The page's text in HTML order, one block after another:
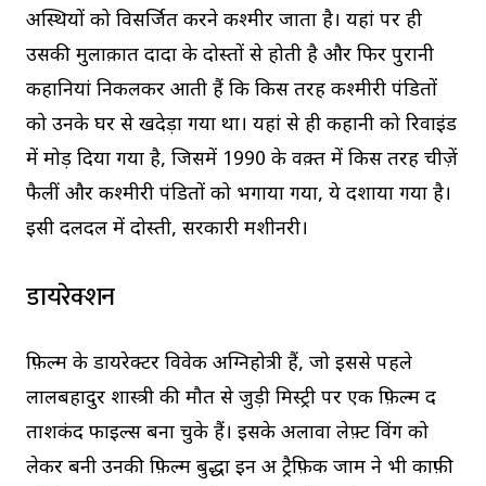
अस्थियों को विसर्जित करने कश्मीर जाता है। यहां पर ही
उसकी मुलाक़ात दादा के दोस्तों से होती है और फिर पुरानी
कहानियां निकलकर आती हैं कि किस तरह कश्मीरी पंडितों
को उनके घर से खदेड़ा गया था। यहां से ही कहानी को रिवाइंड
में मोड़ दिया गया है, जिसमें 1990 के वक़्त में किस तरह चीज़ें
फैलीं और कश्मीरी पंडितों को भगाया गया, ये दर्शाया गया है।
इसी दलदल में दोस्ती, सरकारी मशीनरी।
डायरेक्शन
फ़िल्म के डायरेक्टर विवेक अग्निहोत्री हैं, जो इससे पहले
लालबहादुर शास्त्री की मौत से जुड़ी मिस्ट्री पर एक फ़िल्म द
ताशकंद फाइल्स बना चुके हैं। इसके अलावा लेफ़्ट विंग को
लेकर बनी उनकी फ़िल्म बुद्धा इन अ ट्रैफ़िक जाम ने भी काफ़ी